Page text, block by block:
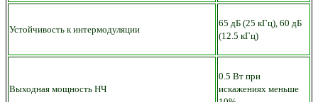
Устойчивость к интермодуляции
65 дБ (25 кГц), 60 дБ
(12.5 кГц)
Выходная мощность НЧ
0.5 Вт при
искажениях меньше